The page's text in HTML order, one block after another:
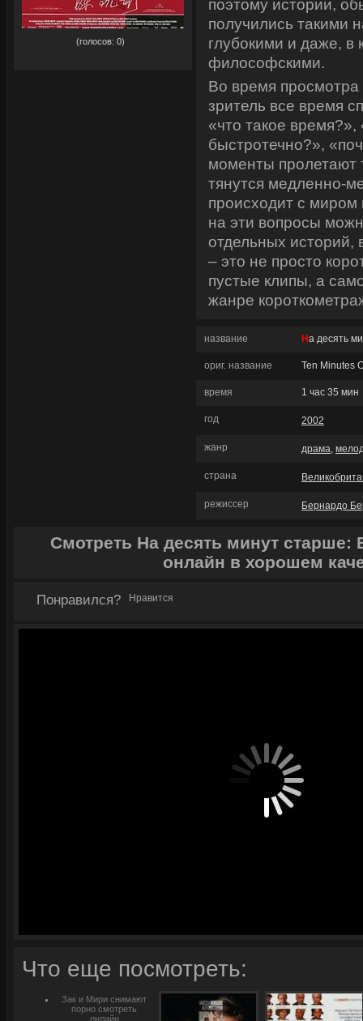
поэтому истории,
получились такими
глубокими и даже, в
философскими.
Во время просмотра
зритель все время
«что такое время?»,
быстротечно?»,
моменты пролетают
тянутся медленно-
происходит с
на эти вопросы
отдельных историй,
– это не просто
пустые клипы, а
жанре
название На десять
ориг. название Ten Minutes
время 1 час 35 мин
год 2002
жанр драма,
страна
режиссер Бернардо
рейтинг:0,00
(голосов: 0)
Смотреть На десять минут старше:
онлайн в хорошем
Понравился? Нравится
Что еще посмотреть:
Зак и Мири снимают
порно смотреть
онлайн